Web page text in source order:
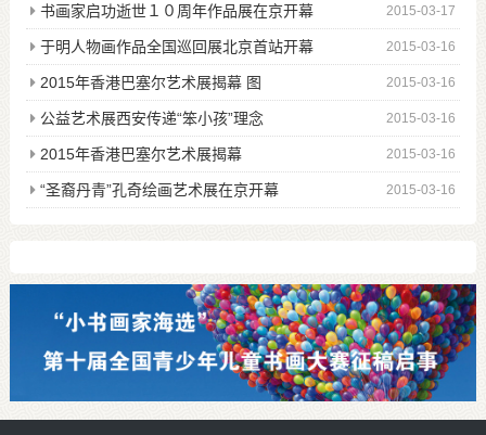
图
2015-03-17
书画家启功逝世１０周年作品展在京开幕
2015-03-16
于明人物画作品全国巡回展北京首站开幕
2015-03-16
2015年香港巴塞尔艺术展揭幕 图
2015-03-16
公益艺术展西安传递“笨小孩”理念
2015-03-16
2015年香港巴塞尔艺术展揭幕
2015-03-16
“圣裔丹青”孔奇绘画艺术展在京开幕